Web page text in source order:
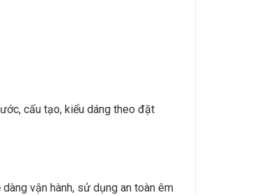
cấu tạo, kiểu dáng theo đặt
vận hành, sử dụng an toàn êm